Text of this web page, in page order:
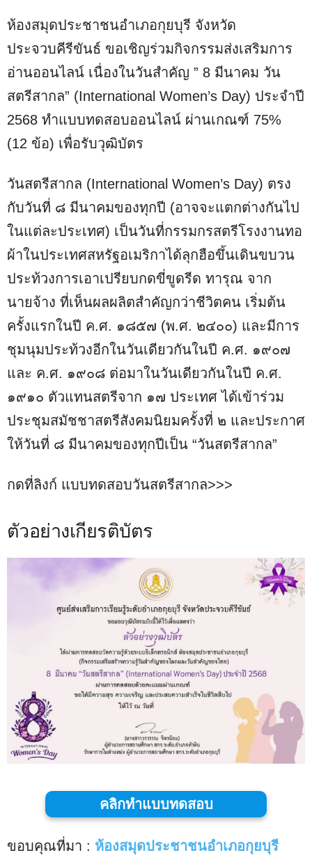
ห้องสมุดประชาชนอำเภอกุยบุรี จังหวัด
ประจวบคีรีขันธ์ ขอเชิญร่วมกิจกรรมส่งเสริมการ
อ่านออนไลน์ เนื่องในวันสำคัญ ” 8 มีนาคม วัน
สตรีสากล” (International Women’s Day) ประจำปี
2568 ทำแบบทดสอบออนไลน์ ผ่านเกณฑ์ 75%
(12 ข้อ) เพื่อรับวุฒิบัตร
วันสตรีสากล (International Women’s Day) ตรง
กับวันที่ ๘ มีนาคมของทุกปี (อาจจะแตกต่างกันไป
ในแต่ละประเทศ) เป็นวันที่กรรมกรสตรีโรงงานทอ
ผ้าในประเทศสหรัฐอเมริกาได้ลุกฮือขึ้นเดินขบวน
ประท้วงการเอาเปรียบกดขี่ขูดรีด ทารุณ จาก
นายจ้าง ที่เห็นผลผลิตสำคัญกว่าชีวิตคน เริ่มต้น
ครั้งแรกในปี ค.ศ. ๑๘๕๗ (พ.ศ. ๒๔๐๐) และมีการ
ชุมนุมประท้วงอีกในวันเดียวกันในปี ค.ศ. ๑๙๐๗
และ ค.ศ. ๑๙๐๘ ต่อมาในวันเดียวกันในปี ค.ศ.
๑๙๑๐ ตัวแทนสตรีจาก ๑๗ ประเทศ ได้เข้าร่วม
ประชุมสมัชชาสตรีสังคมนิยมครั้งที่ ๒ และประกาศ
ให้วันที่ ๘ มีนาคมของทุกปีเป็น “วันสตรีสากล”
กดที่ลิงก์ แบบทดสอบวันสตรีสากล>>>
ตัวอย่างเกียรติบัตร
คลิกทำแบบทดสอบ
ขอบคุณที่มา : ห้องสมุดประชาชนอำเภอกุยบุรี